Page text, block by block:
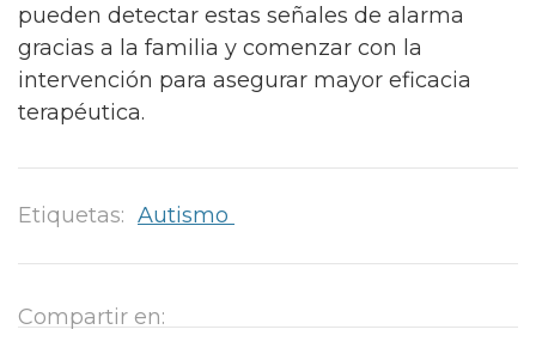
pueden detectar estas señales de alarma
gracias a la familia y comenzar con la
intervención para asegurar mayor eficacia
terapéutica.
Etiquetas: Autismo
Compartir en: